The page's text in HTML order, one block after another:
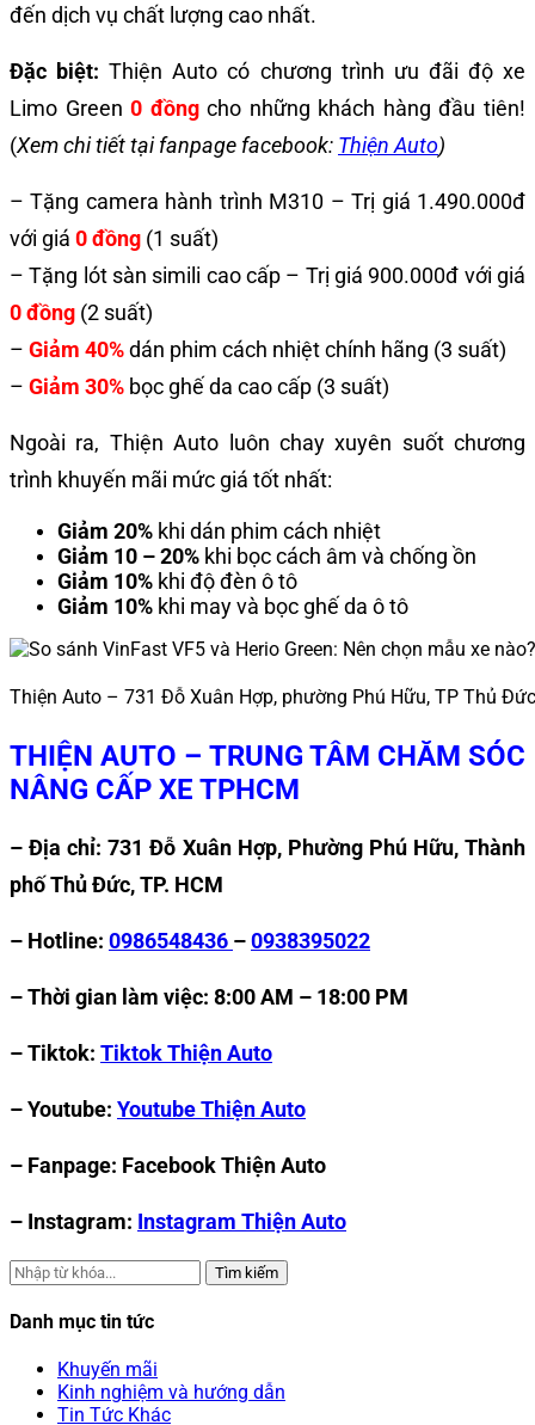
đến dịch vụ chất lượng cao nhất.
Đặc biệt: Thiện Auto có chương trình ưu đãi độ xe
Limo Green0 đồngcho những khách hàng đầu tiên!
(Xem chi tiết tại fanpage facebook: Thiện Auto)
– Tặng camera hành trình M310 – Trị giá 1.490.000đ
với giá 0 đồng (1 suất)
– Tặng lót sàn simili cao cấp – Trị giá 900.000đ với giá
0 đồng (2 suất)
– Giảm 40%dán phim cách nhiệt chính hãng (3 suất)
– Giảm 30% bọc ghế da cao cấp (3 suất)
Ngoài ra, Thiện Auto luôn chay xuyên suốt chương
trình khuyến mãi mức giá tốt nhất:
Giảm 20% khi dán phim cách nhiệt
Giảm 10 – 20% khi bọc cách âm và chống ồn
Giảm 10% khi độ đèn ô tô
Giảm 10% khi may và bọc ghế da ô tô
Thiện Auto – 731 Đỗ Xuân Hợp, phường Phú Hữu, TP Thủ
THIỆN AUTO – TRUNG TÂM CHĂM SÓC
NÂNG CẤP XE TPHCM
– Địa chỉ: 731 Đỗ Xuân Hợp, Phường Phú Hữu, Thành
phố Thủ Đức, TP. HCM
– Hotline: 0986548436 –0938395022
– Thời gian làm việc: 8:00 AM – 18:00 PM
– Tiktok: Tiktok Thiện Auto
– Youtube: Youtube Thiện Auto
– Fanpage: Facebook Thiện Auto
– Instagram: Instagram Thiện Auto
Tìm kiếm
Danh mục tin tức
Khuyến mãi
Kinh nghiệm và hướng dẫn
Tin Tức Khác